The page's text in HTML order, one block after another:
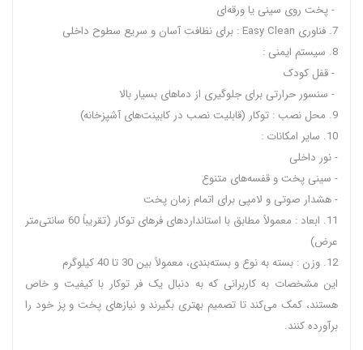
- پخت روی سینی یا ورقه‌ای
7. فناوری Easy Clean : برای نظافت آسان و سریع سطوح داخلی
8. سیستم ایمنی :
- قفل کودک
- سنسور حرارتی برای جلوگیری از دماهای بسیار بالا
9. محل نصب : توکار (قابلیت نصب در کابینت‌های آشپزخانه)
10. سایر امکانات :
- نور داخلی
- سینی پخت و قفسه‌های متنوع
- هشدار صوتی و لامپی برای اتمام زمان پخت
11. ابعاد : معمولاً مطابق با استانداردهای فرهای توکار (تقریباً 60 سانتی‌متر
عرض)
12. وزن : بسته به نوع و بسته‌بندی، معمولاً بین 30 تا 40 کیلوگرم
این مشخصات به کاربرانی که به دنبال یک فر توکار با کیفیت و خاص
هستند، کمک می‌کند تا تصمیم بهتری بگیرند و نیازهای پخت و پز خود را
برآورده کنند.